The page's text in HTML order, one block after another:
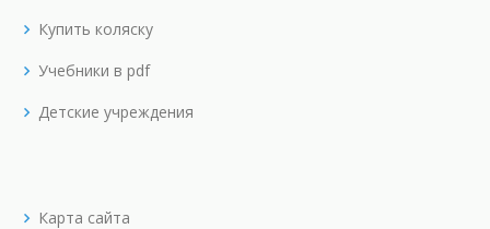
Купить коляску
Учебники в pdf
Детские учреждения
Карта сайта